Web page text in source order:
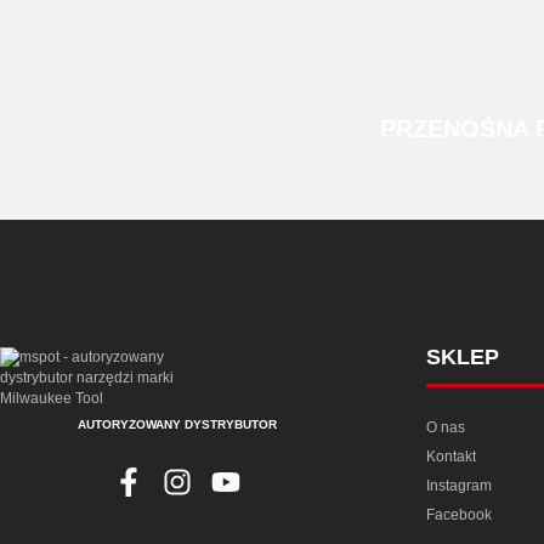
AUTORYZOWANY DYSTRYBUTOR
SKLEP
O nas
Kontakt
Instagram
Facebook